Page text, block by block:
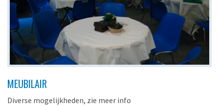
MEUBILAIR
Diverse mogelijkheden, zie meer info